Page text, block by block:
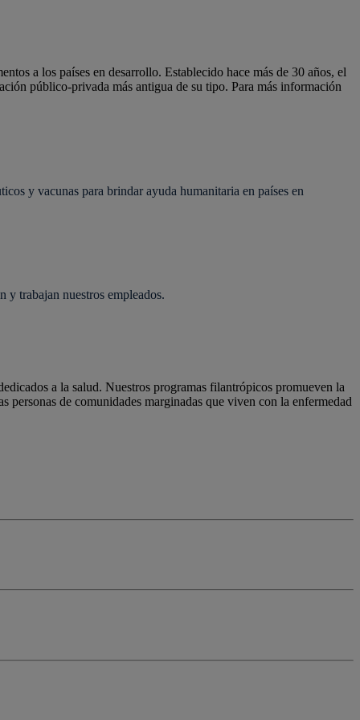
a los países en desarrollo. Establecido hace más de 30 años, el
público-privada más antigua de su tipo. Para más información
y vacunas para brindar ayuda humanitaria en países en
y trabajan nuestros empleados.
a la salud. Nuestros programas filantrópicos promueven la
de comunidades marginadas que viven con la enfermedad